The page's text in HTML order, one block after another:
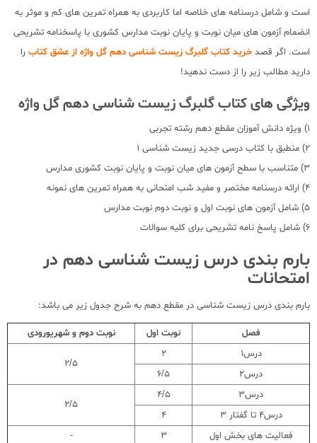
است و شامل درسنامه های خلاصه اما کاربردی به همراه تمرین های کم و موثر به
انضمام آزمون های میان نوبت و پایان نوبت مدارس کشوری با پاسخنامه تشریحی
است. اگر قصد خرید کتاب گلبرگ زیست شناسی دهم گل واژه از عشق کتاب را
دارید مطالب زیر را از دست ندهید!
ویژگی های کتاب گلبرگ زیست شناسی دهم گل واژه
1) ویژه دانش آموزان مقطع دهم رشته تجربی
2) منطبق با کتاب درسی جدید زیست شناسی 1
3) متناسب با سطح آزمون های میان نوبت و پایان نوبت کشوری مدارس
4) ارائه درسنامه مختصر و مفید شب امتحانی به همراه تمرین های نمونه
5) شامل آزمون های نوبت اول و نوبت دوم نوبت مدارس
6) شامل پاسخ نامه تشریحی برای کلیه سوالات
بارم بندی درس زیست شناسی دهم در
امتحانات
بارم بندی درس زیست شناسی در مقطع دهم به شرح جدول زیر می باشد:
فصل نوبت اول
نوبت دوم و شهریورودی
درس1
2
2/5
درس2
6/5
درس3
4/5
2/5
درس4 تا گفتار 3
4
فعالیت های بخش اول
3
-